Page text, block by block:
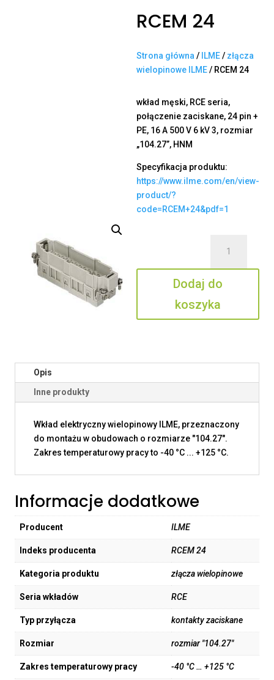
RCEM 24
Strona główna / ILME/ złącza
wielopinowe ILME/ RCEM 24
wkład męski, RCE seria,
połączenie zaciskane, 24 pin +
PE, 16 A 500 V 6 kV 3, rozmiar
„104.27”, HNM
Specyfikacja produktu:
https://www.ilme.com/en/view-
product/?
code=RCEM+24&pdf=1
RCEM
24
Dodaj do
koszyka
Opis
Inne produkty
Wkład elektryczny wielopinowy ILME, przeznaczony
do montażu w obudowach o rozmiarze "104.27".
Zakres temperaturowy pracy to -40 °C ... +125 °C.
Informacje dodatkowe
Producent ILME
Indeks producenta RCEM 24
Kategoria produktu złącza wielopinowe
Seria wkładów RCE
Typ przyłącza kontakty zaciskane
Rozmiar rozmiar "104.27"
Zakres temperaturowy pracy -40 °C … +125 °C